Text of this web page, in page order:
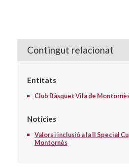
Contingut relacionat
Entitats
Club Bàsquet Vila de
Notícies
Valors i inclusió a la II Special
Montornès